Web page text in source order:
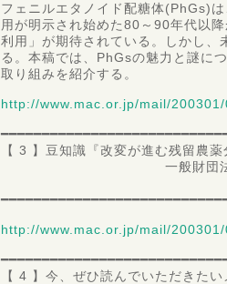
フェニルエタノイド配糖体(PhGs)
用が明示され始めた80～90年代以
利用」が期待されている。しかし
る。本稿では、PhGsの魅力と謎に
取り組みを紹介する。
http://www.mac.or.jp/mail/
【 3 】豆知識『改変が進む残留農
一般財団法人 食品分
http://www.mac.or.jp/mail/
【 4 】今、ぜひ読んでいただきた